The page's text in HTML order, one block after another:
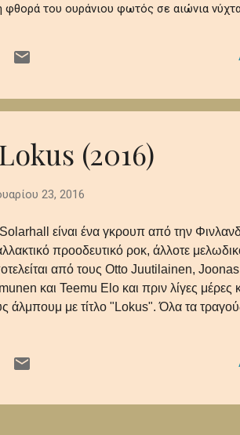
του ουράνιου φωτός σε αιώνια
ρέκβιεμ βυθίζει τους ακροατές σε
μεταμορφώνοντας προσωπικές και
synths το πιάνο και τα έγχορδα
(2016)
23, 2016
είναι ένα γκρουπ από την
προοδευτικό ροκ, άλλοτε
από τους Otto Juutilainen,
και Teemu Elo και πριν λίγες
άλμπουμ με τίτλο "Lokus". Όλα τα